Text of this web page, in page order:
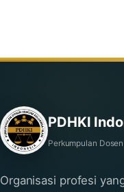
PDHKI
Perkumpulan
Organisasi profesi